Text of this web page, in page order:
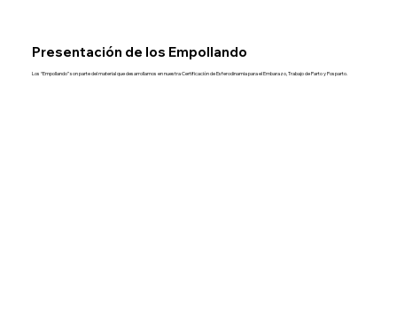
Presentación de los Empollando
Los “Empollando” son parte del material que desarrollamos en nuestra Certificación de Esferodinamia para el Embarazo, Trabajo de Parto y Posparto.